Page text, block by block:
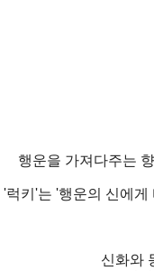
행운을 가져다주는
'럭키'는 '행운의 신에게
신화와